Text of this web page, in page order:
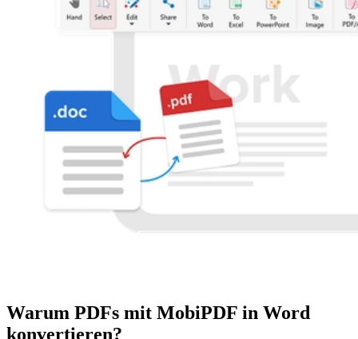
Warum PDFs mit MobiPDF in Word
konvertieren?